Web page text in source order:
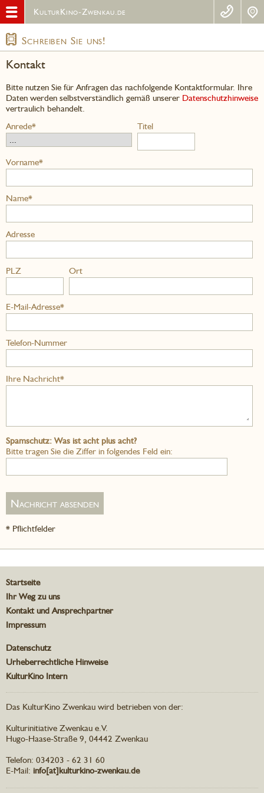
KulturKino-Zwenkau.de
Schreiben Sie uns!
Kontakt
Bitte nutzen Sie für Anfragen das nachfolgende Kontaktformular. Ihre
Daten werden selbstverständlich gemäß unserer Datenschutzhinweise
vertraulich behandelt.
Anrede*
Titel
Vorname*
Name*
Adresse
PLZ Ort
E-Mail-Adresse*
Telefon-Nummer
Ihre Nachricht*
Spamschutz: Was ist acht plus acht?
Bitte tragen Sie die Ziffer in folgendes Feld ein:
* Pflichtfelder
Startseite
Ihr Weg zu uns
Kontakt und Ansprechpartner
Impressum
Datenschutz
Urheberrechtliche Hinweise
KulturKino Intern
Das KulturKino Zwenkau wird betrieben von der:
Kulturinitiative Zwenkau e.V.
Hugo-Haase-Straße 9, 04442 Zwenkau
Telefon: 034203 - 62 31 60
E-Mail: info[at]kulturkino-zwenkau.de